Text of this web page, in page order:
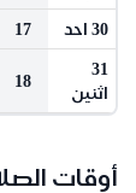
30 احد 17
31
اثنين
18
أوقات